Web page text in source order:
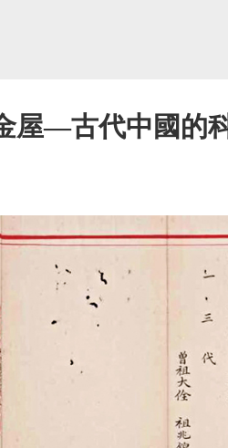
屋—古代中國的